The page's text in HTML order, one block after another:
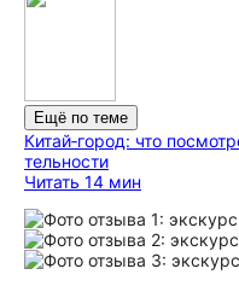
Ещё по теме
Китай‑город: что
тель­но­сти
Читать 14 мин